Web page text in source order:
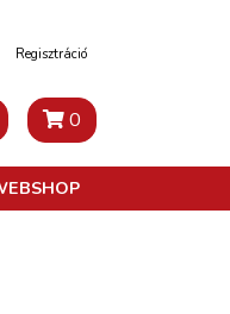
Regisztráció
0